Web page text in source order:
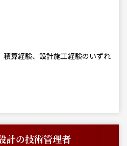
積算経験、設計施工経験のいずれ
計の技術管理者